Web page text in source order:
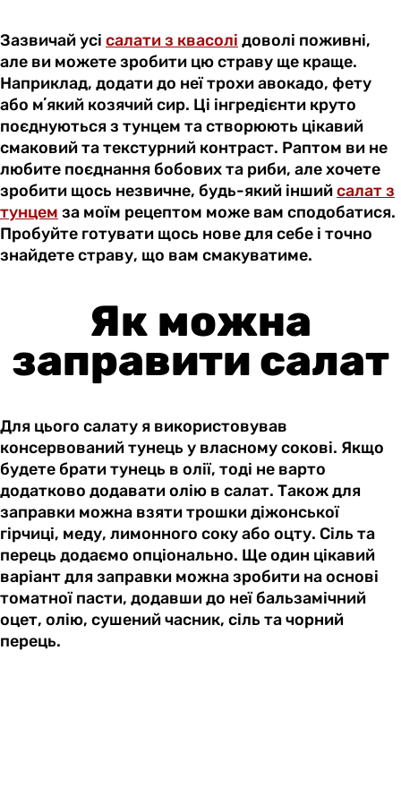
Зазвичай усі салати з квасолі доволі поживні,
але ви можете зробити цю страву ще краще.
Наприклад, додати до неї трохи авокадо, фету
або мʼякий козячий сир. Ці інгредієнти круто
поєднуються з тунцем та створюють цікавий
смаковий та текстурний контраст. Раптом ви не
любите поєднання бобових та риби, але хочете
зробити щось незвичне, будь-який іншийсалат з
тунцем за моїм рецептом може вам сподобатися.
Пробуйте готувати щось нове для себе і точно
знайдете страву, що вам смакуватиме.
Як можна
заправити салат
Для цього салату я використовував
консервований тунець у власному сокові. Якщо
будете брати тунець в олії, тоді не варто
додатково додавати олію в салат. Також для
заправки можна взяти трошки діжонської
гірчиці, меду, лимонного соку або оцту. Сіль та
перець додаємо опціонально. Ще один цікавий
варіант для заправки можна зробити на основі
томатної пасти, додавши до неї бальзамічний
оцет, олію, сушений часник, сіль та чорний
перець.